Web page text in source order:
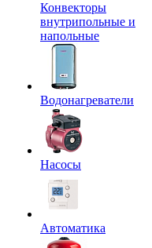
Конвекторы
внутрипольные и
напольные
Водонагреватели
Насосы
Автоматика